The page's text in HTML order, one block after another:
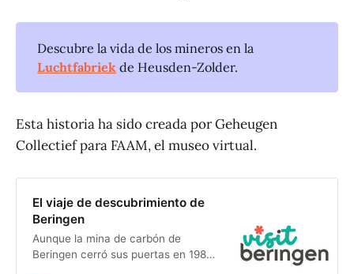
Descubre la vida de los mineros en la
Luchtfabriek de Heusden-Zolder.
Esta historia ha sido creada por Geheugen
Collectief para FAAM, el museo virtual.
El viaje de descubrimiento de
Beringen
Aunque la mina de carbón de
Beringen cerró sus puertas en 1989,